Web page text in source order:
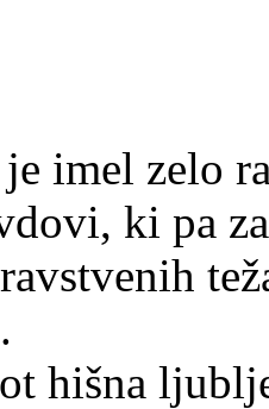
imel zelo
ki pa
hišna